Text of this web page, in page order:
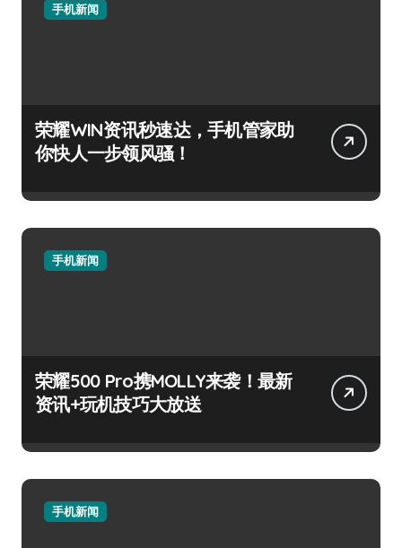
手机新闻
荣耀WIN资讯秒速达，手机管家助
你快人一步领风骚！
手机新闻
荣耀500 Pro携MOLLY来袭！最新
资讯+玩机技巧大放送
手机新闻